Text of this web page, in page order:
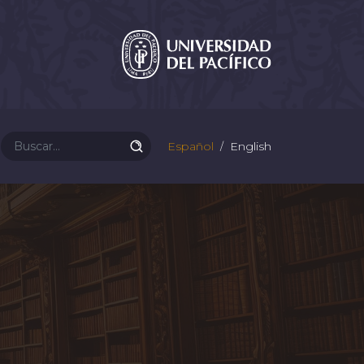
Español English